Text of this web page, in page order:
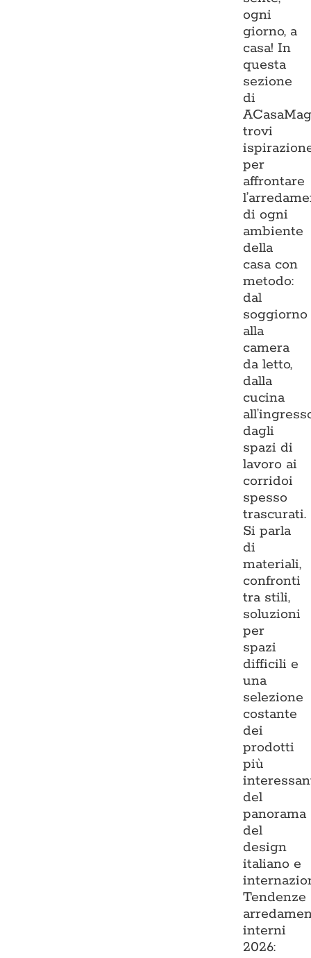
ogni
giorno, a
casa! In
questa
sezione
di
trovi
per
affrontare
di ogni
ambiente
della
casa con
metodo:
dal
soggiorno
alla
camera
da letto,
dalla
cucina
dagli
spazi di
lavoro ai
corridoi
spesso
trascurati.
Si parla
di
materiali,
confronti
tra stili,
soluzioni
per
spazi
difficili e
una
selezione
costante
dei
prodotti
più
del
panorama
del
design
italiano e
Tendenze
interni
2026: